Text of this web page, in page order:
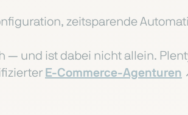
zeitsparende
— und ist dabei nicht allein.
E-Commerce-Agenturen